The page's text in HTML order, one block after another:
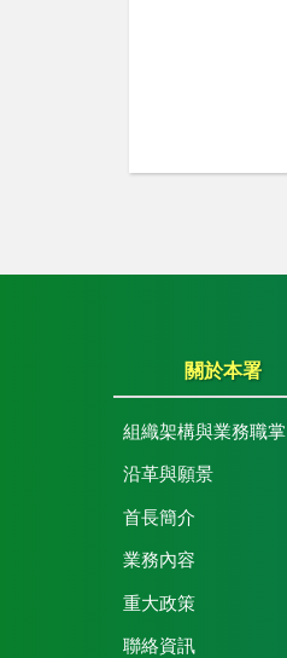
關於本署
組織架構與業務職掌
沿革與願景
首長簡介
業務內容
重大政策
聯絡資訊